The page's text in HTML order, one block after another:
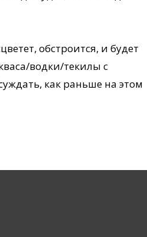
обстроится, и будет
водки/текилы с
как раньше на этом